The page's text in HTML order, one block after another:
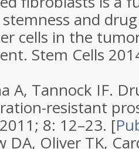
and
cells in the
. Stem Cells
A, Tannock IF.
resistant
2011; 8: 12–23. [
DA, Oliver TK,